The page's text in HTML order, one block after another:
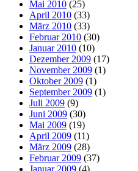
Mai 2010 (25)
April 2010 (33)
März 2010 (33)
Februar 2010 (30)
Januar 2010 (10)
Dezember 2009 (17)
November 2009 (1)
Oktober 2009 (1)
September 2009 (1)
Juli 2009 (9)
Juni 2009 (30)
Mai 2009 (19)
April 2009 (11)
März 2009 (28)
Februar 2009 (37)
Januar 2009 (4)